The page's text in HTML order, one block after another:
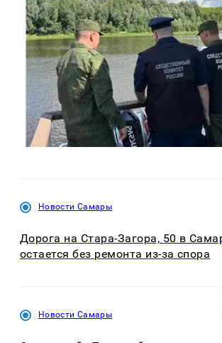
Новости Самары
Дорога на Стара-Загора, 50 в
остается без ремонта из-за спора
Новости Самары